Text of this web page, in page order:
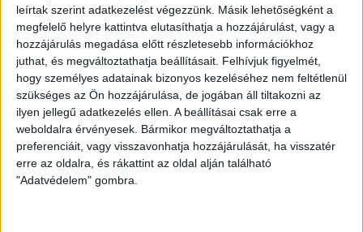
leírtak szerint adatkezelést végezzünk. Másik lehetőségként a
megfelelő helyre kattintva elutasíthatja a hozzájárulást, vagy a
hozzájárulás megadása előtt részletesebb információkhoz
juthat, és megváltoztathatja beállításait. Felhívjuk figyelmét,
hogy személyes adatainak bizonyos kezeléséhez nem feltétlenül
szükséges az Ön hozzájárulása, de jogában áll tiltakozni az
ilyen jellegű adatkezelés ellen. A beállításai csak erre a
weboldalra érvényesek. Bármikor megváltoztathatja a
preferenciáit, vagy visszavonhatja hozzájárulását, ha visszatér
erre az oldalra, és rákattint az oldal alján található
"Adatvédelem" gombra.
Eladó Nyaraló (#183221)
Szeged
30 000 000 Ft
25 m2 szobák: 3